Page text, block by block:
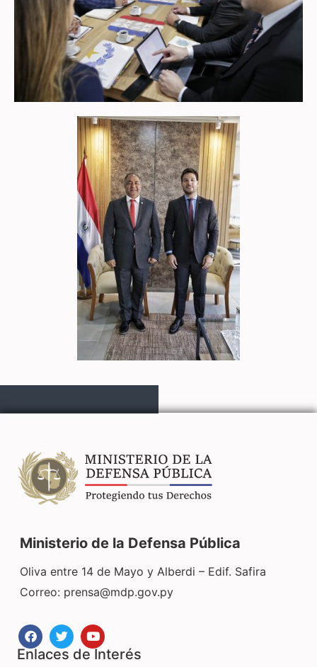
Ministerio de la Defensa Pública
Oliva entre 14 de Mayo y Alberdi – Edif. Safira
Correo: prensa@mdp.gov.py
Enlaces de Interés